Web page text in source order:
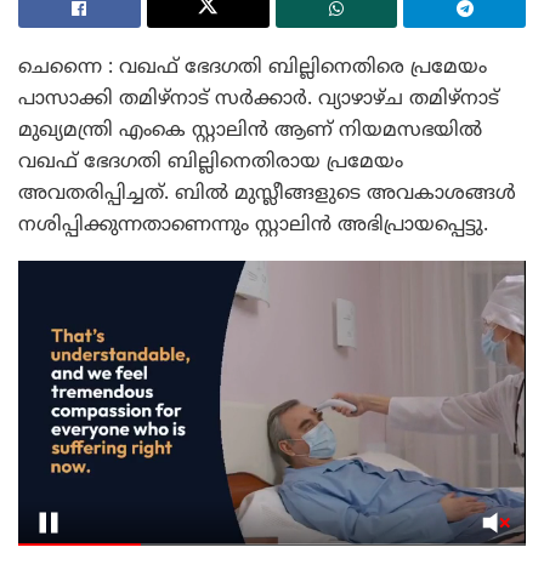
ചെന്നൈ : വഖഫ് ഭേദഗതി ബില്ലിനെതിരെ പ്രമേയം
പാസാക്കി തമിഴ്നാട് സർക്കാർ. വ്യാഴാഴ്ച തമിഴ്‌നാട്
മുഖ്യമന്ത്രി എംകെ സ്റ്റാലിൻ ആണ് നിയമസഭയിൽ
വഖഫ് ഭേദഗതി ബില്ലിനെതിരായ പ്രമേയം
അവതരിപ്പിച്ചത്. ബിൽ മുസ്ലീങ്ങളുടെ അവകാശങ്ങൾ
നശിപ്പിക്കുന്നതാണെന്നും സ്റ്റാലിൻ അഭിപ്രായപ്പെട്ടു.